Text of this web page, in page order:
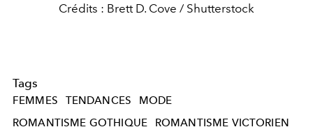
Crédits : Brett D. Cove / Shutterstock
Tags
FEMMES TENDANCES
MODE
ROMANTISME GOTHIQUE
ROMANTISME VICTORIEN